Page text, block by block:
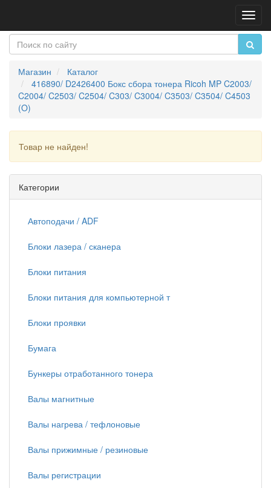
Магазин
Каталог
416890/ D2426400 Бокс сбора тонера Ricoh MP C2003/
C2004/ C2503/ C2504/ C303/ C3004/ C3503/ C3504/ C4503
(O)
Товар не найден!
Категории
Автоподачи / ADF
Блоки лазера / сканера
Блоки питания
Блоки питания для компьютерной т
Блоки проявки
Бумага
Бункеры отработанного тонера
Валы магнитные
Валы нагрева / тефлоновые
Валы прижимные / резиновые
Валы регистрации